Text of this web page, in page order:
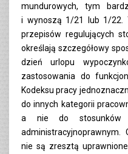
mundurowych, tym
i wynoszą 1/21 lub 1/22.
przepisów regulujących
określają szczegółowy
dzień urlopu
zastosowania do
Kodeksu pracy
do innych kategorii
a nie do stosunków
administracyjnoprawnym.
nie są zresztą